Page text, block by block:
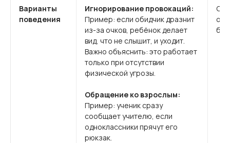
Варианты
поведения
Игнорирование провокаций:
Пример: если обидчик дразнит
из-за очков, ребёнок делает
вид, что не слышит, и уходит.
Важно объяснить: это работает
только при отсутствии
физической угрозы.
Обращение ко взрослым:
Пример: ученик сразу
сообщает учителю, если
одноклассники прячут его
рюкзак.